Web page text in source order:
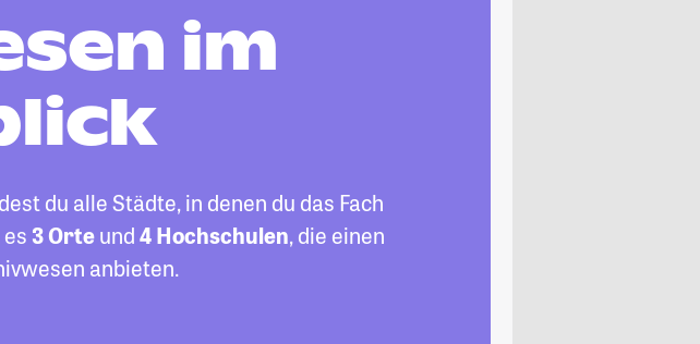
im
du alle Städte, in denen du das Fach
3 Orteund4 Hochschulen, die einen
anbieten.